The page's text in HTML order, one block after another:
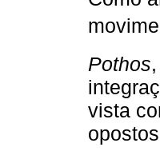
Pothos
vista